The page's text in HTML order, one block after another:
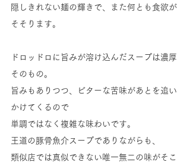
隠しきれない麺の輝きで、また何とも食欲が
そそります。
ドロッドロに旨みが溶け込んだスープは濃厚
そのもの。
旨みもありつつ、ビターな苦味があとを追い
かけてくるので
単調ではなく複雑な味わいです。
王道の豚骨魚介スープでありながらも、
類似店では真似できない唯一無二の味がそこ